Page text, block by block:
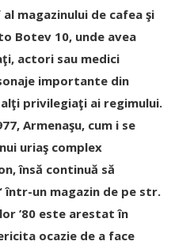
magazinului de cafea şi
Botev 10, unde avea
actori sau medici
importante din
privilegiaţi ai regimului.
Armenaşu, cum i se
uriaş complex
însă continuă să
într-un magazin de pe str.
’80 este arestat în
ocazie de a face